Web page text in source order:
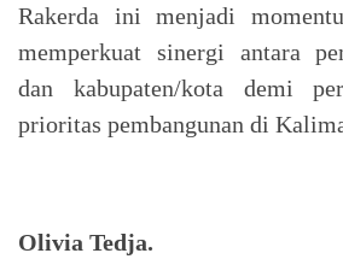
Rakerda ini menjadi
memperkuat sinergi antara
dan kabupaten/kota demi
prioritas pembangunan di
Olivia Tedja.